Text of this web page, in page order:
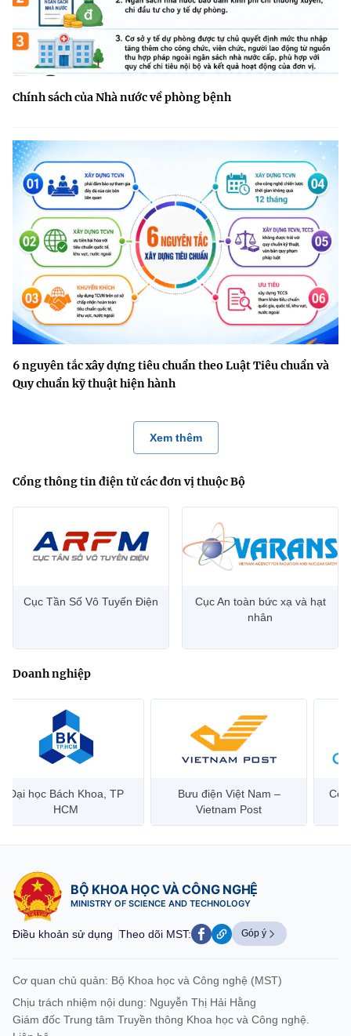
Chính sách của Nhà nước về phòng bệnh
6 nguyên tắc xây dựng tiêu chuẩn theo Luật Tiêu chuẩn và
Quy chuẩn kỹ thuật hiện hành
Xem thêm
Cổng thông tin điện tử các đơn vị thuộc Bộ
Cục Tần Số Vô Tuyến Điện
Cục An toàn bức xạ và hạt
nhân
Doanh nghiệp
Đại học Bách Khoa, TP
HCM
Bưu điện Việt Nam –
Vietnam Post
BỘ KHOA HỌC VÀ CÔNG NGHỆ
MINISTRY OF SCIENCE AND TECHNOLOGY
Điều khoản sử dụng Theo dõi MST: Góp ý
Cơ quan chủ quản: Bộ Khoa học và Công nghệ (MST)
Chịu trách nhiệm nội dung: Nguyễn Thị Hải Hằng
Giám đốc Trung tâm Truyền thông Khoa học và Công nghệ.